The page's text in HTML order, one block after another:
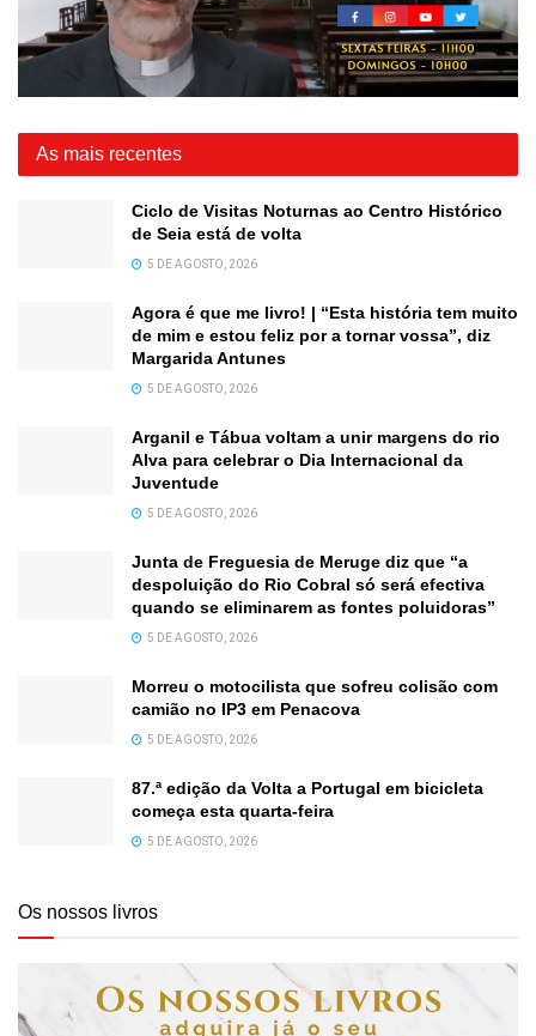
As mais recentes
Ciclo de Visitas Noturnas ao Centro Histórico
de Seia está de volta
5 DE AGOSTO, 2026
Agora é que me livro! | “Esta história tem muito
de mim e estou feliz por a tornar vossa”, diz
Margarida Antunes
5 DE AGOSTO, 2026
Arganil e Tábua voltam a unir margens do rio
Alva para celebrar o Dia Internacional da
Juventude
5 DE AGOSTO, 2026
Junta de Freguesia de Meruge diz que “a
despoluição do Rio Cobral só será efectiva
quando se eliminarem as fontes poluidoras”
5 DE AGOSTO, 2026
Morreu o motocilista que sofreu colisão com
camião no IP3 em Penacova
5 DE AGOSTO, 2026
87.ª edição da Volta a Portugal em bicicleta
começa esta quarta-feira
5 DE AGOSTO, 2026
Os nossos livros